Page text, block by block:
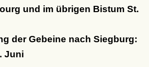
und im übrigen Bistum St.
der Gebeine nach Siegburg:
Juni